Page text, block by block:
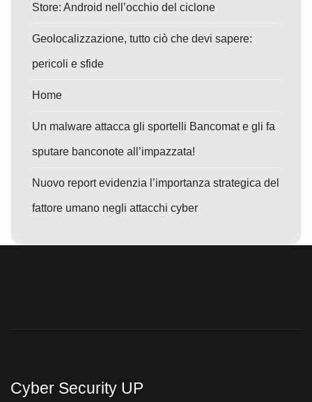
Store: Android nell’occhio del ciclone
Geolocalizzazione, tutto ciò che devi sapere:
pericoli e sfide
Home
Un malware attacca gli sportelli Bancomat e gli fa
sputare banconote all’impazzata!
Nuovo report evidenzia l’importanza strategica del
fattore umano negli attacchi cyber
Cyber Security UP